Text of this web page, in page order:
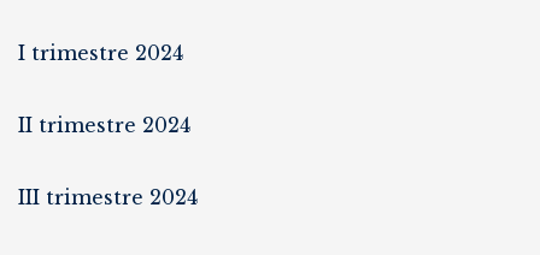
I trimestre 2024
II trimestre 2024
III trimestre 2024